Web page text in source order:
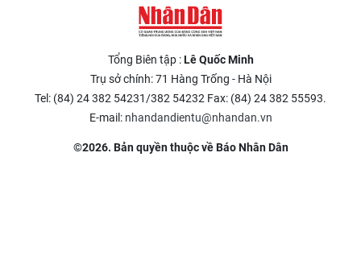
Tổng Biên tập :Lê Quốc Minh
Trụ sở chính: 71 Hàng Trống - Hà Nội
Tel: (84) 24 382 54231/382 54232 Fax: (84) 24 382 55593.
E-mail: nhandandientu@nhandan.vn
©2026. Bản quyền thuộc về Báo Nhân Dân